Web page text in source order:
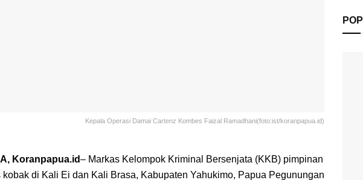
Kepala Operasi Damai Cartenz Kombes Faizal Ramadhani(foto:ist/koranpapua.id)
Koranpapua.id– Markas Kelompok Kriminal Bersenjata (KKB) pimpinan
kobak di Kali Ei dan Kali Brasa, Kabupaten Yahukimo, Papua Pegunungan